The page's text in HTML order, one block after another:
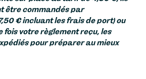
être commandés par
€ incluant les frais de port) ou
fois votre règlement reçu, les
pour préparer au mieux